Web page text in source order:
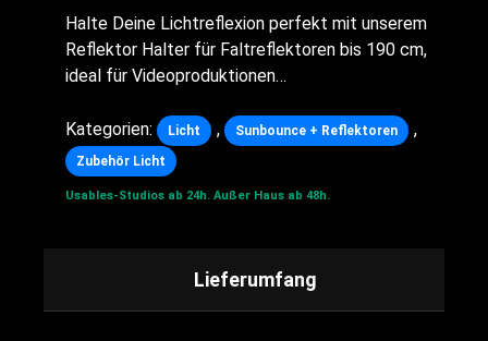
Halte Deine Lichtreflexion perfekt mit unserem
Reflektor Halter für Faltreflektoren bis 190 cm,
ideal für Videoproduktionen…
Kategorien: Licht , Sunbounce + Reflektoren ,
Zubehör Licht
Usables-Studios ab 24h. Außer Haus ab 48h.
Lieferumfang